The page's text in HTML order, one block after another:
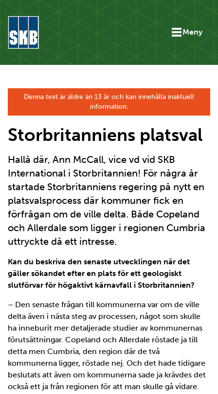
Meny
Denna text är äldre än 13 år och kan innehålla inaktuell
information.
Storbritanniens platsval
Hallå där, Ann McCall, vice vd vid SKB
International i Storbritannien! För några år
startade Storbritanniens regering på nytt en
platsvalsprocess där kommuner fick en
förfrågan om de ville delta. Både Copeland
och Allerdale som ligger i regionen Cumbria
uttryckte då ett intresse.
Kan du beskriva den senaste utvecklingen när det
gäller sökandet efter en plats för ett geologiskt
slutförvar för högaktivt kärnavfall i Storbritannien?
– Den senaste frågan till kommunerna var om de ville
delta även i nästa steg av processen, något som skulle
ha inneburit mer detaljerade studier av kommunernas
förutsättningar. Copeland och Allerdale röstade ja till
detta men Cumbria, den region där de två
kommunerna ligger, röstade nej. Och det hade tidigare
beslutats att även om kommunerna sade ja krävdes det
också ett ja från regionen för att man skulle gå vidare.